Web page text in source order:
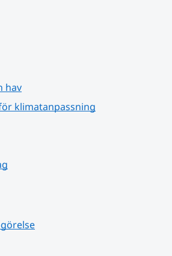
hav
klimatanpassning